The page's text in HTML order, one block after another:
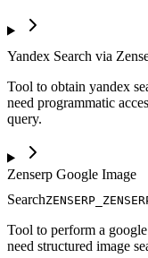
Yandex Search via
Tool to obtain yandex
need programmatic
query.
Zenserp Google Image
Search
Tool to perform a
need structured image